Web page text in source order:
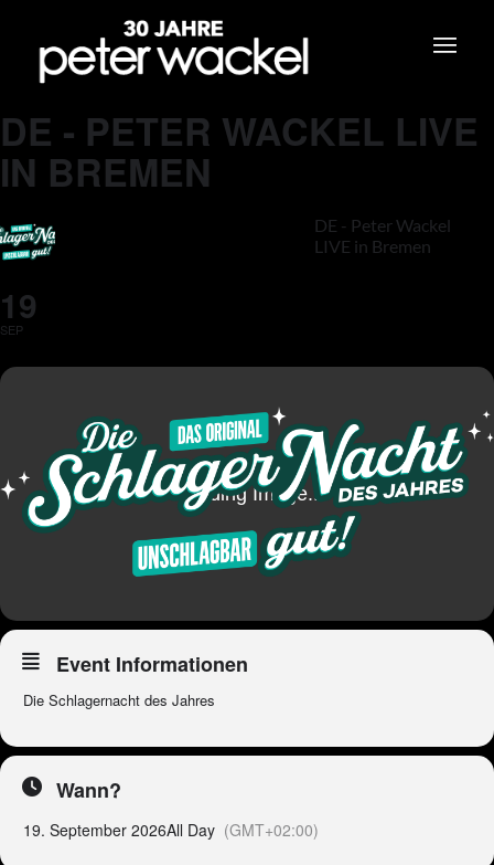
DE - PETER WACKEL LIVE
IN BREMEN
19
SEP
DE - Peter Wackel
LIVE in Bremen
Event Informationen
Die Schlagernacht des Jahres
Wann?
19. September 2026All Day (GMT+02:00)